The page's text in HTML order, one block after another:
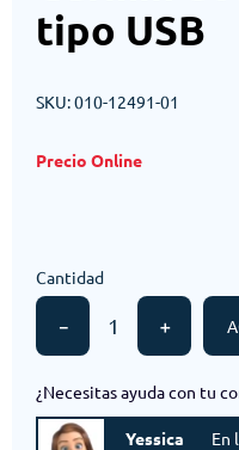
tipo USB
SKU:010-12491-01
Cantidad
＋
－
¿Necesitas ayuda con tu
Yessica En